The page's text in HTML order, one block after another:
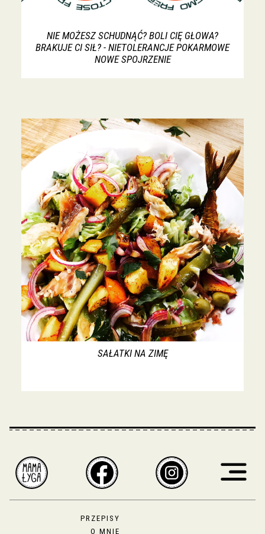
NIE MOŻESZ SCHUDNĄĆ? BOLI CIĘ GŁOWA?
BRAKUJE CI SIŁ? - NIETOLERANCJE POKARMOWE
NOWE SPOJRZENIE
SAŁATKI NA ZIMĘ
PRZEPISY
O MNIE